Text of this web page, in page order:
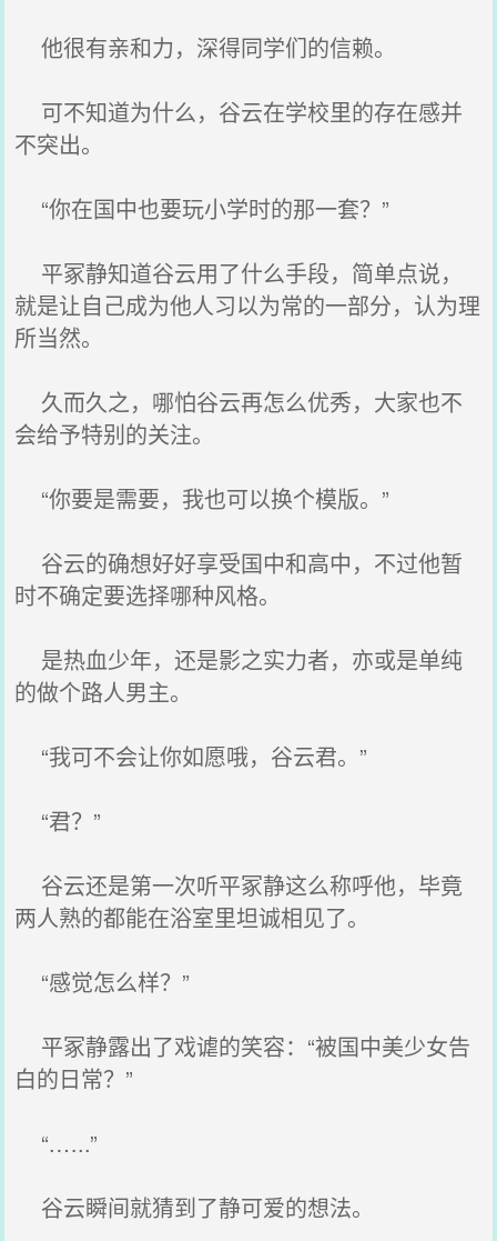
他很有亲和力，深得同学们的信赖。
可不知道为什么，谷云在学校里的存在感并
不突出。
“你在国中也要玩小学时的那一套？”
平冢静知道谷云用了什么手段，简单点说，
就是让自己成为他人习以为常的一部分，认为理
所当然。
久而久之，哪怕谷云再怎么优秀，大家也不
会给予特别的关注。
“你要是需要，我也可以换个模版。”
谷云的确想好好享受国中和高中，不过他暂
时不确定要选择哪种风格。
是热血少年，还是影之实力者，亦或是单纯
的做个路人男主。
“我可不会让你如愿哦，谷云君。”
“君？”
谷云还是第一次听平冢静这么称呼他，毕竟
两人熟的都能在浴室里坦诚相见了。
“感觉怎么样？”
平冢静露出了戏谑的笑容：“被国中美少女告
白的日常？”
“.…..”
谷云瞬间就猜到了静可爱的想法。